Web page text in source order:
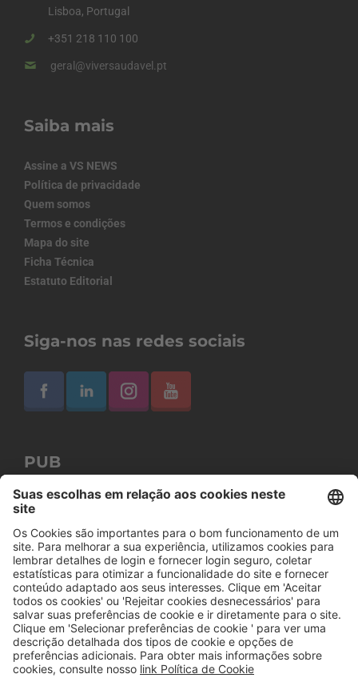
Lisboa, Portugal
+351 218 110 100
geral@viversaudavel.pt
Saiba mais
Assine a VS NEWS
Política de privacidade
Quem somos
Termos e condições
Mapa do site
Ficha Técnica
Estatuto Editorial
Siga-nos nas redes sociais
PUB